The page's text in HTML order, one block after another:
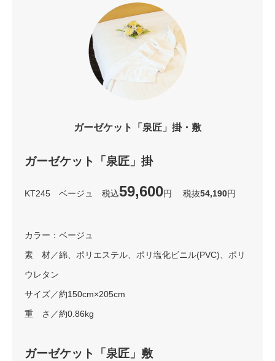
ガーゼケット「泉匠」掛・敷
ガーゼケット「泉匠」掛
KT245 ベージュ 税込59,600円 税抜54,190円
カラー：ベージュ
素 材／綿、ポリエステル、ポリ塩化ビニル(PVC)、ポリ
ウレタン
サイズ／約150cm×205cm
重 さ／約0.86kg
ガーゼケット「泉匠」敷